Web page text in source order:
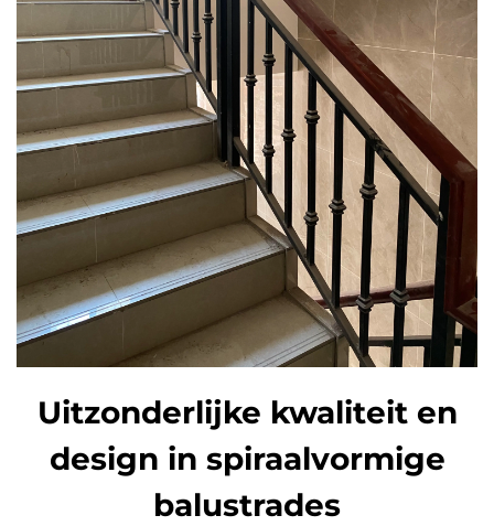
Uitzonderlijke kwaliteit en
design in spiraalvormige
balustrades